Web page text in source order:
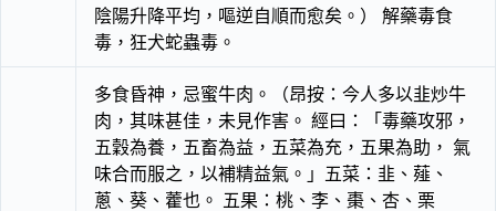
陰陽升降平均，嘔逆自順而愈矣。） 解藥毒食
毒，狂犬蛇蟲毒。
多食昏神，忌蜜牛肉。（昂按：今人多以韭炒牛
肉，其味甚佳，未見作害。 經曰：「毒藥攻邪，
五穀為養，五畜為益，五菜為充，五果為助， 氣
味合而服之，以補精益氣。」五菜：韭、薤、
蔥、葵、藿也。 五果：桃、李、棗、杏、栗